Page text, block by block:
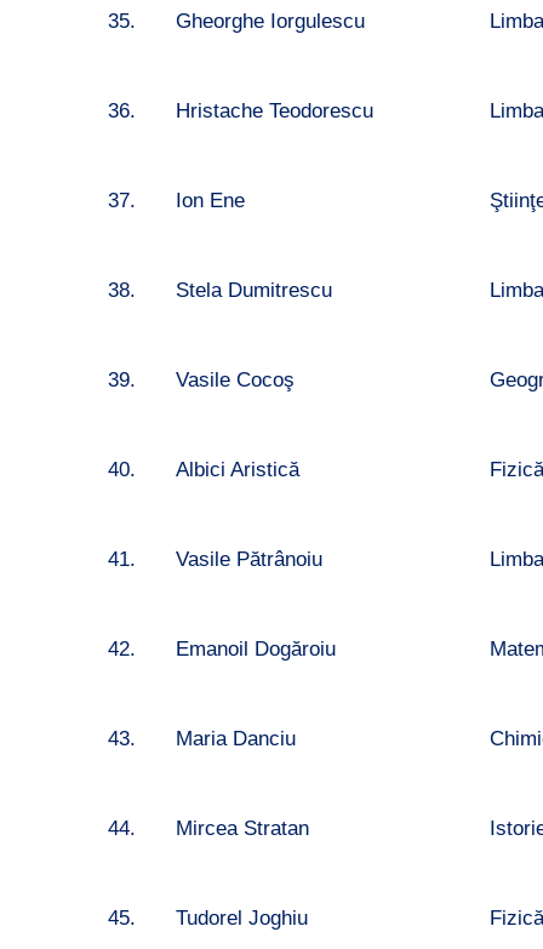
35. Gheorghe Iorgulescu
36. Hristache Teodorescu
37. Ion Ene
38. Stela Dumitrescu
39. Vasile Cocoş
40. Albici Aristică
41. Vasile Pătrânoiu
42. Emanoil Dogăroiu
43. Maria Danciu
44. Mircea Stratan
45. Tudorel Joghiu